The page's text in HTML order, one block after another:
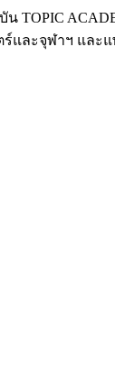
น TOPIC
และจุฬาฯ แล